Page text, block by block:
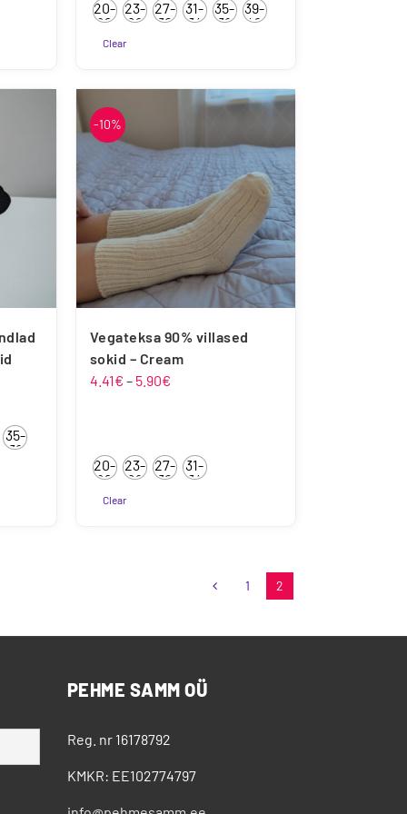
5.00/ 5
kuni
20-
22
23-
26
27-
30
31-
34
35-
38
39-
42
Clear
tootel
on
mitu
varianti.
Valikuid
saab
teha
tootelehel.
35-
38
-10%
Vegateksa 90% villased
sokid – Cream
4.41€ – 5.90€Hinnavahemik:
20-
22
23-
26
27-
30
31-
34
Clear
tootelehel.
1 2
PEHME SAMM OÜ
Reg. nr 16178792
KMKR: EE102774797